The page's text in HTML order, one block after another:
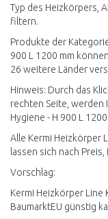
Typ des Heizkörpers,
filtern.
Produkte der
900 L 1200 mm
26 weitere Länder
Hinweis: Durch das
rechten Seite, werden
Hygiene - H 900 L
Alle Kermi Heizkörper
lassen sich nach
Vorschlag:
Kermi Heizkörper Line
BaumarktEU günstig